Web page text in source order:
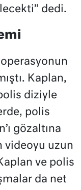
dedi.
operasyonun
Kaplan,
diziyle
polis
gözaltına
videoyu uzun
ve polis
da net